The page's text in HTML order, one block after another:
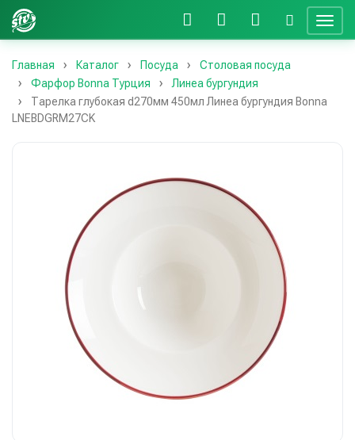
Главная Каталог Посуда
Столовая посуда
Фарфор Bonna Турция
Линеа бургундия
Тарелка глубокая d270мм 450мл Линеа бургундия Bonna
LNEBDGRM27CK